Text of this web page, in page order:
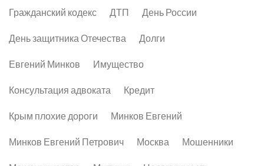
Гражданский кодекс ДТП День России
День защитника Отечества Долги
Евгений Минков Имущество
Консультация адвоката Кредит
Крым плохие дороги Минков Евгений
Минков Евгений Петрович Москва Мошенники